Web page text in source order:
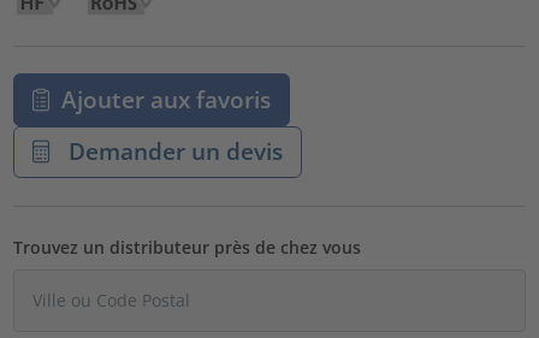
Ajouter aux favoris
Demander un devis
Trouvez un distributeur près de chez vous